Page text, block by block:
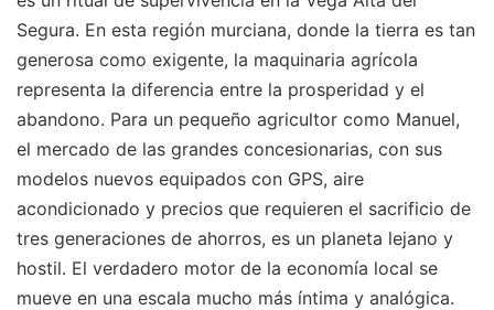
Segura. En esta región murciana, donde la tierra es tan
generosa como exigente, la maquinaria agrícola
representa la diferencia entre la prosperidad y el
abandono. Para un pequeño agricultor como Manuel,
el mercado de las grandes concesionarias, con sus
modelos nuevos equipados con GPS, aire
acondicionado y precios que requieren el sacrificio de
tres generaciones de ahorros, es un planeta lejano y
hostil. El verdadero motor de la economía local se
mueve en una escala mucho más íntima y analógica.